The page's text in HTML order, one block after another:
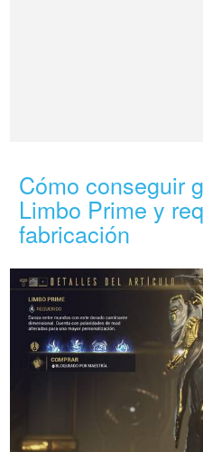
Cómo conseguir
Limbo Prime y
fabricación